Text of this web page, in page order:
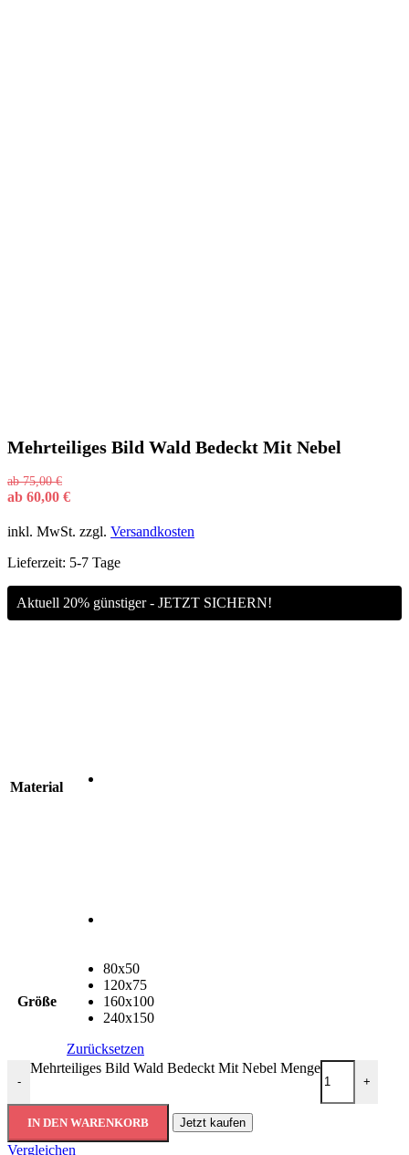
Mehrteiliges Bild Wald Bedeckt Mit Nebel
ab75,00€
ab 60,00 €
inkl. MwSt. zzgl. Versandkosten
Lieferzeit: 5-7 Tage
Aktuell 20% günstiger - JETZT SICHERN!
Material
Größe
80x50
120x75
160x100
240x150
Zurücksetzen
-
Mehrteiliges Bild Wald Bedeckt Mit Nebel Menge
+
IN DEN WARENKORB Jetzt kaufen
Vergleichen